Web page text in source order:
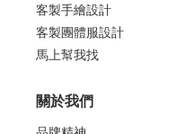
客製手繪設計
客製團體服設計
馬上幫我找
關於我們